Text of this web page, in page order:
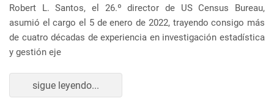
Robert L. Santos, el 26.º director de US Census Bureau,
asumió el cargo el 5 de enero de 2022, trayendo consigo más
de cuatro décadas de experiencia en investigación estadística
y gestión eje
sigue leyendo...